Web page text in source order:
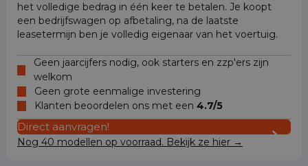
het volledige bedrag in één keer te betalen. Je koopt
een bedrijfswagen op afbetaling, na de laatste
leasetermijn ben je volledig eigenaar van het voertuig.
Geen jaarcijfers nodig, ook starters en zzp'ers zijn
welkom
Geen grote eenmalige investering
Klanten beoordelen ons met een 4.7/5
Direct aanvragen!
Nog 40 modellen op voorraad. Bekijk ze hier →